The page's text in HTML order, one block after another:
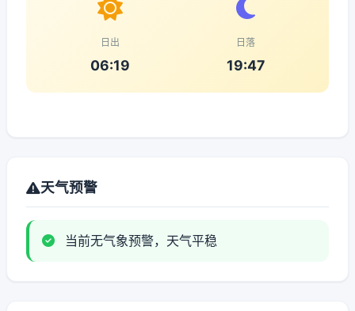
日出
06:19
日落
19:47
天气预警
当前无气象预警，天气平稳